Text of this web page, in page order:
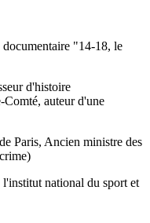
"14-18, le
d'histoire
auteur d'une
Paris, Ancien ministre des
national du sport et